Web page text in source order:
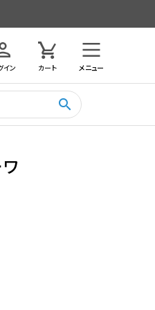
イン カート メニュー
search